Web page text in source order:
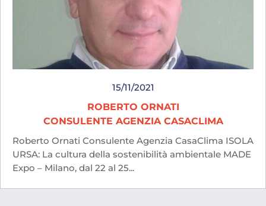
15/11/2021
ROBERTO ORNATI
CONSULENTE AGENZIA CASACLIMA
Roberto Ornati Consulente Agenzia CasaClima ISOLA
URSA: La cultura della sostenibilità ambientale MADE
Expo – Milano, dal 22 al 25...